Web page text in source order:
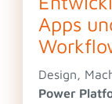
Apps
Design,
Power